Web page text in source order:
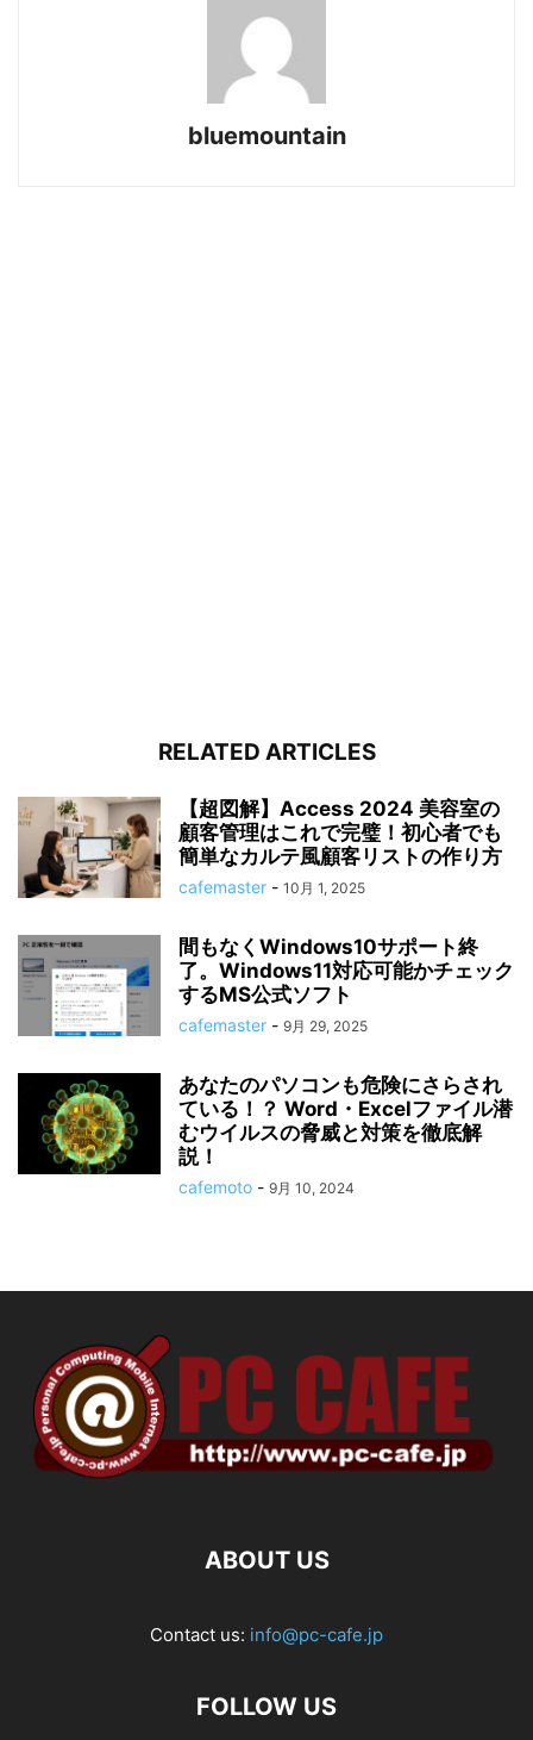
bluemountain
RELATED ARTICLES
【超図解】Access 2024 美容室の
顧客管理はこれで完璧！初心者でも
簡単なカルテ風顧客リストの作り方
cafemaster - 10月 1, 2025
間もなくWindows10サポート終
了。Windows11対応可能かチェック
するMS公式ソフト
cafemaster - 9月 29, 2025
あなたのパソコンも危険にさらされ
ている！？ Word・Excelファイル潜
むウイルスの脅威と対策を徹底解
説！
cafemoto - 9月 10, 2024
ABOUT US
Contact us: info@pc-cafe.jp
FOLLOW US